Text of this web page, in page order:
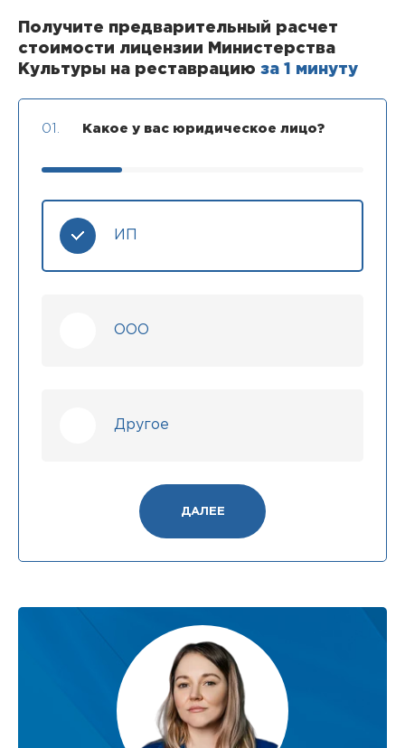
Получите предварительный расчет
стоимости лицензии Министерства
Культуры на реставрацию за 1 минуту
01. Какое у вас юридическое лицо?
ИП
ООО
Другое
ДАЛЕЕ